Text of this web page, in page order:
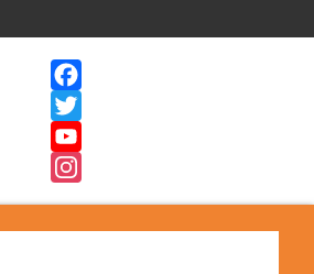
Instagram